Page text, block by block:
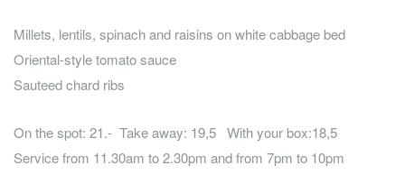
Millets, lentils, spinach and raisins on white cabbage bed
Oriental-style tomato sauce
Sauteed chard ribs
On the spot: 21.- Take away: 19,5 With your box:18,5
Service from 11.30am to 2.30pm and from 7pm to 10pm